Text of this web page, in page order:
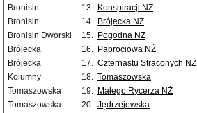
Bronisin
13. Konspiracji NŻ
Bronisin
14. Brójecka NŻ
Bronisin Dworski
15. Pogodna NŻ
Brójecka
16. Paprociowa NŻ
Brójecka
17. Czternastu Straconych NŻ
Kolumny
18. Tomaszowska
Tomaszowska
19. Małego Rycerza NŻ
Tomaszowska
20. Jędrzejowska